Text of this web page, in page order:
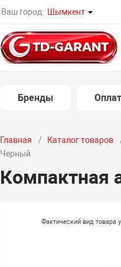
Ваш город: Шымкент
Бренды
Главная Каталог товаров
Черный
Компактная
Фактический вид товара